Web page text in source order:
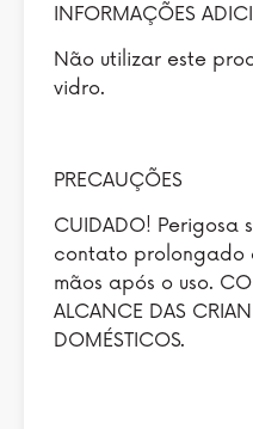
INFORMAÇÕES
Não utilizar este
vidro.
PRECAUÇÕES
CUIDADO! Perigosa
contato prolongado
mãos após o uso.
ALCANCE DAS
DOMÉSTICOS.